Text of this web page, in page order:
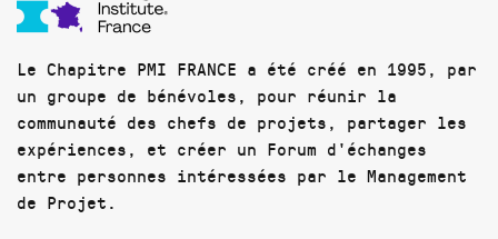
Le Chapitre PMI FRANCE a été créé en 1995, par
un groupe de bénévoles, pour réunir la
communauté des chefs de projets, partager les
expériences, et créer un Forum d'échanges
entre personnes intéressées par le Management
de Projet.